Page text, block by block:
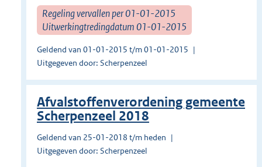
Regeling vervallen per 01-01-2015
Uitwerkingtredingdatum 01-01-2015
Geldend van 01-01-2015 t/m 01-01-2015
Uitgegeven door: Scherpenzeel
Afvalstoffenverordening gemeente
Scherpenzeel 2018
Geldend van 25-01-2018 t/m heden
Uitgegeven door: Scherpenzeel